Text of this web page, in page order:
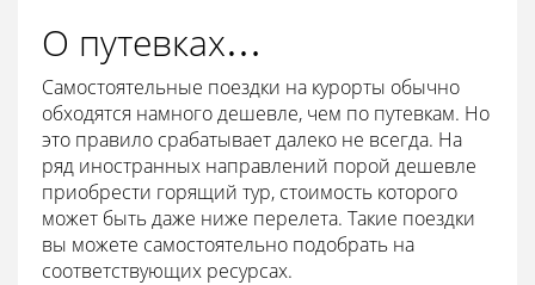
О путевках…
Самостоятельные поездки на курорты обычно
обходятся намного дешевле, чем по путевкам. Но
это правило срабатывает далеко не всегда. На
ряд иностранных направлений порой дешевле
приобрести горящий тур, стоимость которого
может быть даже ниже перелета. Такие поездки
вы можете самостоятельно подобрать на
соответствующих ресурсах.